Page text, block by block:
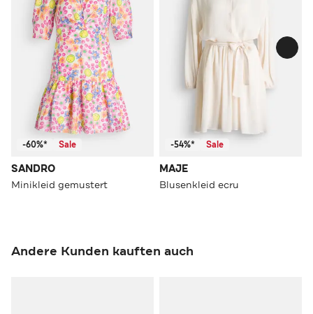
-60%* Sale
SANDRO
Minikleid gemustert
-54%* Sale
MAJE
Blusenkleid ecru
Andere Kunden kauften auch